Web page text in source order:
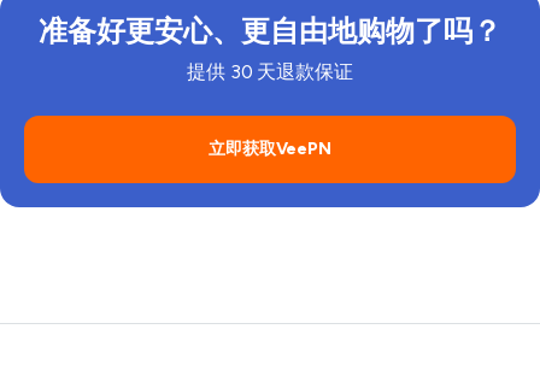
准备好更安心、更自由地购物了吗？
提供 30 天退款保证
立即获取VeePN